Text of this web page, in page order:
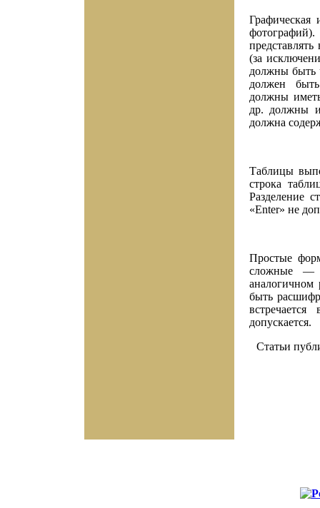
Графическая
(за
должны быть
должен
должны
др. должны
должна
Таблицы
строка
Разделение
«Enter» не
Простые
сложные —
быть
допускается.
Статьи